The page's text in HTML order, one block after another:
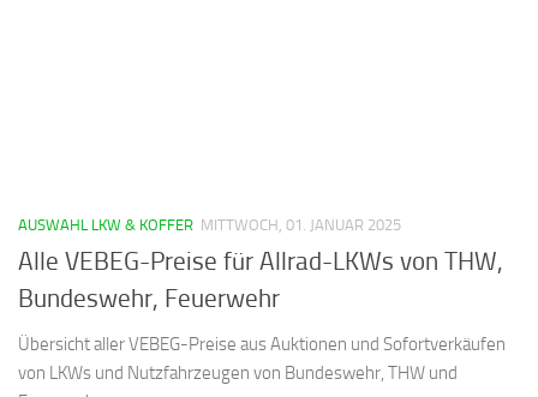
AUSWAHL LKW & KOFFER MITTWOCH, 01. JANUAR 2025
Alle VEBEG-Preise für Allrad-LKWs von THW,
Bundeswehr, Feuerwehr
Übersicht aller VEBEG-Preise aus Auktionen und Sofortverkäufen
von LKWs und Nutzfahrzeugen von Bundeswehr, THW und